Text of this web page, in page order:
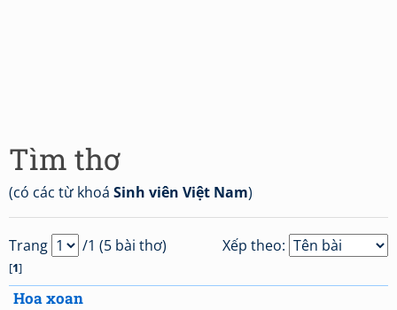
Tìm thơ
(có các từ khoá Sinh viên Việt Nam)
Xếp theo:
Trang /1 (5 bài thơ)
[1]
Hoa xoan